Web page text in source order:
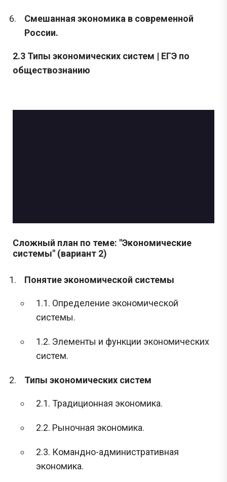
Смешанная экономика в современной
России.
2.3 Типы экономических систем | ЕГЭ по
обществознанию
Сложный план по теме: "Экономические
системы" (вариант 2)
Понятие экономической системы
1.1. Определение экономической
системы.
1.2. Элементы и функции экономических
систем.
Типы экономических систем
2.1. Традиционная экономика.
2.2. Рыночная экономика.
2.3. Командно-административная
экономика.